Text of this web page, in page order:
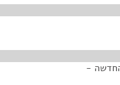
-